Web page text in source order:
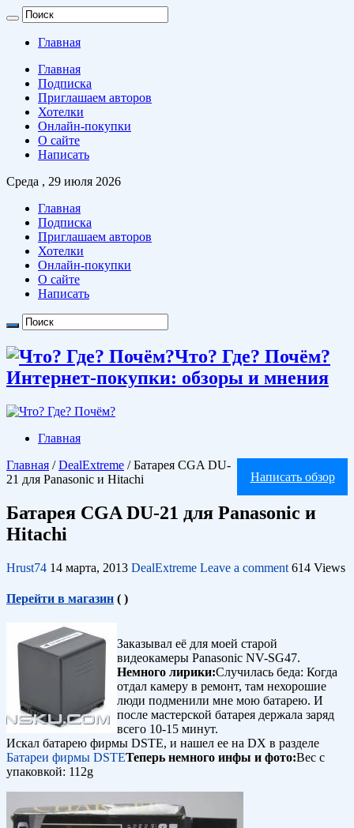
Главная
Главная
Подписка
Приглашаем авторов
Хотелки
Онлайн-покупки
О сайте
Написать
Среда , 29 июля 2026
Главная
Подписка
Приглашаем авторов
Хотелки
Онлайн-покупки
О сайте
Написать
Что? Где? Почём?
Интернет-покупки: обзоры и мнения
Главная
Написать обзор
Главная / DealExtreme / Батарея CGA DU-
21 для Panasonic и Hitachi
Батарея CGA DU-21 для Panasonic и
Hitachi
Hrust74 14 марта, 2013 DealExtreme Leave a comment 614 Views
Перейти в магазин ( )
Заказывал её для моей старой
видеокамеры Panasonic NV-SG47.
Немного лирики:Случилась беда: Когда
отдал камеру в ремонт, там нехорошие
люди подменили мне мою батарею. И
после мастерской батарея держала заряд
всего 10-15 минут.
Искал батарею фирмы DSTE, и нашел ее на DX в разделе
Батареи фирмы DSTEТеперь немного инфы и фото:Вес с
упаковкой: 112g